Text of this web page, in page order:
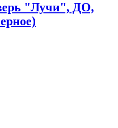
"Лучи", ДО,